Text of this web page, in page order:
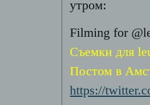
утром:
Filming for
Съемки для
Постом в
https://